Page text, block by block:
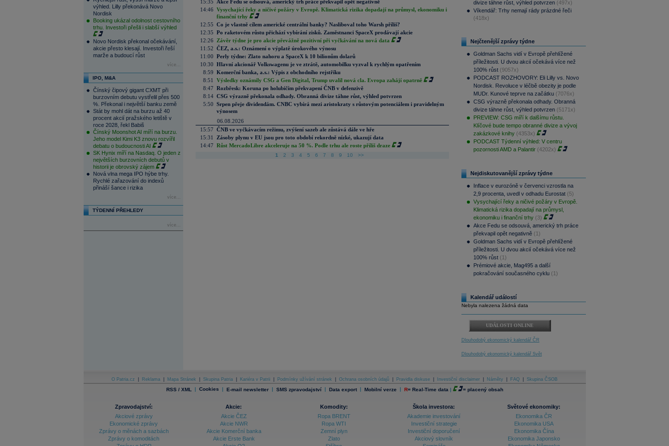
výhled. Lilly překonává Novo
Nordisk
Booking ukázal odolnost cestovního
trhu. Investoři přešli i slabší výhled
Novo Nordisk překonal očekávání,
akcie přesto klesají. Investoři řeší
marže a budoucí růst
více...
IPO, M&A
Čínský čipový gigant CXMT při
burzovním debutu vystřelil přes 500
%. Překonal i největší banku země
Stát by mohl dát na burzu až 40
procent akcií pražského letiště v
roce 2028, řekl Babiš
Čínský Moonshot AI míří na burzu.
Jeho model Kimi K3 znovu rozvířil
debatu o budoucnosti AI
SK Hynix míří na Nasdaq. O jeden z
největších burzovních debutů v
historii je obrovský zájem
Nová vlna mega IPO hýbe trhy.
Rychlé zařazování do indexů
přináší šance i rizika
více...
TÝDENNÍ PŘEHLEDY
více...
15:35
Akce Fedu se odsouvá, americký trh práce překvapil opět negativně
14:46 Vysychající řeky a ničivé požáry v Evropě. Klimatická rizika dopadají na průmysl, ekonomiku i
finanční trhy
12:55 Co je vlastně cílem americké centrální banky? Nasliboval toho Warsh příliš?
12:35 Po raketovém růstu přichází vybírání zisků. Zaměstnanci SpaceX prodávají akcie
12:26
Závěr týdne je pro akcie převážně pozitivní při vyčkávání na nová data
11:52 ČEZ, a.s.: Oznámení o výplatě úrokového výnosu
11:00 Perly týdne: Zlato nahoru a SpaceX k 10 bilionům dolarů
10:30 Hlavní akcionář Volkswagenu je ve ztrátě, automobilku vyzval k rychlým opatřením
8:59 Komerční banka, a.s.: Výpis z obchodního rejstříku
8:51
Výsledky oznámily CSG a Gen Digital, Trump uvalil nová cla. Evropa zahájí opatrně
8:47 Rozbřesk: Koruna po holubičím překvapení ČNB v defenzivě
8:14 CSG výrazně překonala odhady. Obranná divize táhne růst, výhled potvrzen
5:50 Srpen přeje dividendám. CNBC vybírá mezi aristokraty s růstovým potenciálem i pravidelným
výnosem
06.08.2026
15:57 ČNB ve vyčkávacím režimu, zvýšení sazeb ale zůstává dále ve hře
15:31
Zásoby plynu v EU jsou pro toto období rekordně nízké, ukazují data
14:47 Růst MercadoLibre akceleruje na 50 %. Podle trhu ale roste příliš draze
1 2 3 4 5 6 7 8 9 10 >>
divize táhne růst, výhled potvrzen (497x)
Víkendář: Trhy nemají rády prázdné řeči
(418x)
Nejčtenější zprávy týdne
Goldman Sachs vidí v Evropě přehlížené
příležitosti. U dvou akcií očekává více než
100% růst (9057x)
PODCAST ROZHOVORY: Eli Lilly vs. Novo
Nordisk. Revoluce v léčbě obezity je podle
MUDr. Kunové teprve na začátku (7076x)
CSG výrazně překonala odhady. Obranná
divize táhne růst, výhled potvrzen (5171x)
PREVIEW: CSG míří k dalšímu růstu.
Klíčové bude tempo obranné divize a vývoj
zakázkové knihy (4353x)
PODCAST Týdenní výhled: V centru
pozornosti AMD a Palantir (4202x)
Nejdiskutovanější zprávy týdne
Inflace v eurozóně v červenci vzrostla na
2,9 procenta, uvedl v odhadu Eurostat (5)
Vysychající řeky a ničivé požáry v Evropě.
Klimatická rizika dopadají na průmysl,
ekonomiku i finanční trhy (3)
Akce Fedu se odsouvá, americký trh práce
překvapil opět negativně (1)
Goldman Sachs vidí v Evropě přehlížené
příležitosti. U dvou akcií očekává více než
100% růst (1)
Prémiové akcie, Mag495 a další
pokračování současného cyklu (1)
Kalendář událostí
Nebyla nalezena žádná data
UDÁLOSTI ONLINE
Dlouhodobý ekonomický kalendář ČR
Dlouhodobý ekonomický kalendář Svět
O Patria.cz Reklama Mapa Stránek Skupina Patria Kariéra v Patrii Podmínky užívání stránek Ochrana osobních údajů Pravidla diskuse Investiční disclaimer Náměty FAQ Skupina ČSOB
RSS / XML | Cookies | E-mail newsletter | SMS zpravodajství | Data export | Mobilní verze | R= Real-Time data | = placený obsah
Zpravodajství:
Akciové zprávy
Ekonomické zprávy
Zprávy o měnách a sazbách
Zprávy o komoditách
Akcie:
Akcie ČEZ
Akcie NWR
Akcie Komerční banka
Akcie Erste Bank
Komodity:
Ropa BRENT
Ropa WTI
Zemní plyn
Zlato
Škola investora:
Akademie investování
Investiční strategie
Investiční doporučení
Akciový slovník
Světové ekonomiky:
Ekonomika ČR
Ekonomika USA
Ekonomika Čína
Ekonomika Japonsko